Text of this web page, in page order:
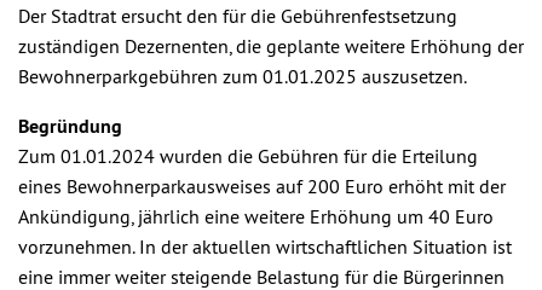
Der Stadtrat ersucht den für die Gebührenfestsetzung
zuständigen Dezernenten, die geplante weitere Erhöhung der
Bewohnerparkgebühren zum 01.01.2025 auszusetzen.
Begründung
Zum 01.01.2024 wurden die Gebühren für die Erteilung
eines Bewohnerparkausweises auf 200 Euro erhöht mit der
Ankündigung, jährlich eine weitere Erhöhung um 40 Euro
vorzunehmen. In der aktuellen wirtschaftlichen Situation ist
eine immer weiter steigende Belastung für die Bürgerinnen